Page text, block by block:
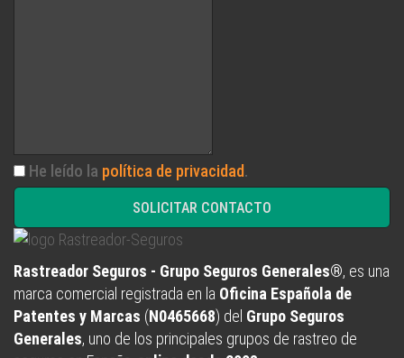
He leído la política de privacidad.
SOLICITAR CONTACTO
Rastreador Seguros - Grupo Seguros Generales®, es una
marca comercial registrada en la Oficina Española de
Patentes y Marcas (N0465668) del Grupo Seguros
Generales, uno de los principales grupos de rastreo de